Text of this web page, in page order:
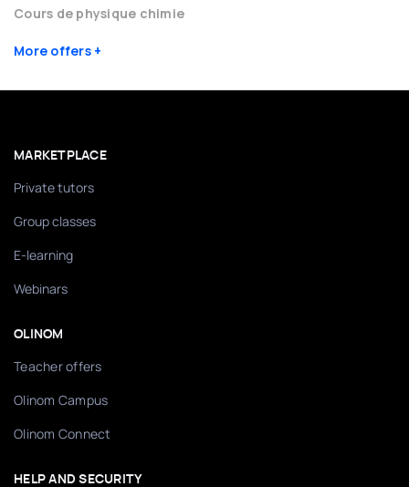
Cours de physique chimie
More offers
MARKETPLACE
Private tutors
Group classes
E-learning
Webinars
OLINOM
Teacher offers
Olinom Campus
Olinom Connect
HELP AND SECURITY